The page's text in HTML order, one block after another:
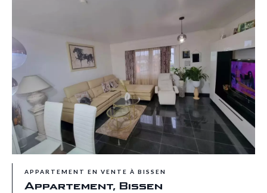
APPARTEMENT EN VENTE À BISSEN
Appartement, Bissen